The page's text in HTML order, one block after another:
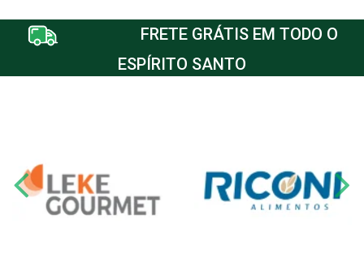
FRETE GRÁTIS EM TODO O
ESPÍRITO SANTO